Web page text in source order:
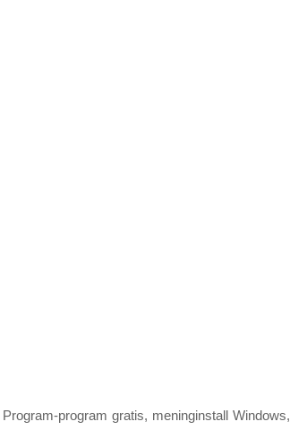
program gratis, meninginstall Windows,